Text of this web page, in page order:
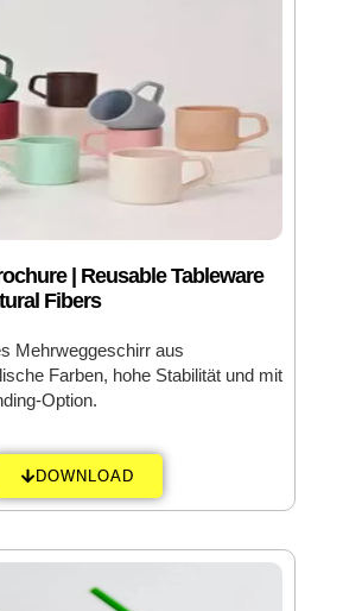
| Reusable Tableware
Fibers
Mehrweggeschirr aus
Farben, hohe Stabilität und mit
Option.
DOWNLOAD